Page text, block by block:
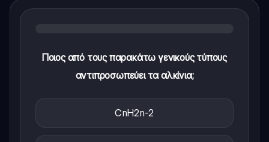
Ποιος από τους παρακάτω γενικούς τύπους
αντιπροσωπεύει τα αλκίνια;
CnH2n-2